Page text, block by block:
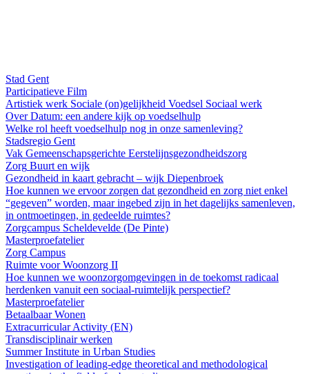
Stad Gent
Participatieve Film
Artistiek werk Sociale (on)gelijkheid Voedsel Sociaal werk
Over Datum: een andere kijk op voed­sel­hulp
Welke rol heeft voedselhulp nog in onze samenleving?
Stadsregio Gent
Vak Gemeenschapsgerichte Eerstelijnsgezondheidszorg
Zorg Buurt en wijk
Gezondheid in kaart gebracht – wijk Diepenbroek
Hoe kunnen we ervoor zorgen dat gezondheid en zorg niet enkel
“gegeven” worden, maar ingebed zijn in het dagelijks samenleven,
in ontmoetingen, in gedeelde ruimtes?
Zorgcampus Scheldevelde (De Pinte)
Masterproefatelier
Zorg Campus
Ruimte voor Woonzorg II
Hoe kunnen we woonzorgomgevingen in de toekomst radicaal
herdenken vanuit een sociaal-ruimtelijk perspectief?
Masterproefatelier
Betaalbaar Wonen
Extracurricular Activity (EN)
Transdisciplinair werken
Summer Institute in Urban Studies
Investigation of leading-edge theoretical and methodological